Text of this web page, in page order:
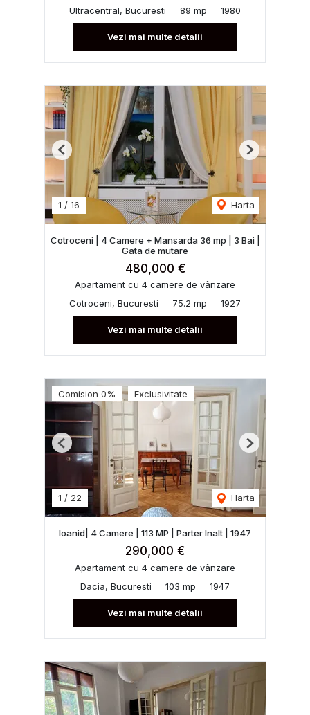
Ultracentral, Bucuresti
89 mp 1980
Vezi mai multe detalii
1 / 16 Harta
Previous Next
Cotroceni | 4 Camere + Mansarda 36 mp | 3 Bai |
Gata de mutare
480,000 €
Apartament cu 4 camere de vânzare
Cotroceni, Bucuresti
75.2 mp 1927
Vezi mai multe detalii
Comision 0% Exclusivitate
1 / 22 Harta
Previous Next
Ioanid| 4 Camere | 113 MP | Parter Inalt | 1947
290,000 €
Apartament cu 4 camere de vânzare
Dacia, Bucuresti
103 mp 1947
Vezi mai multe detalii